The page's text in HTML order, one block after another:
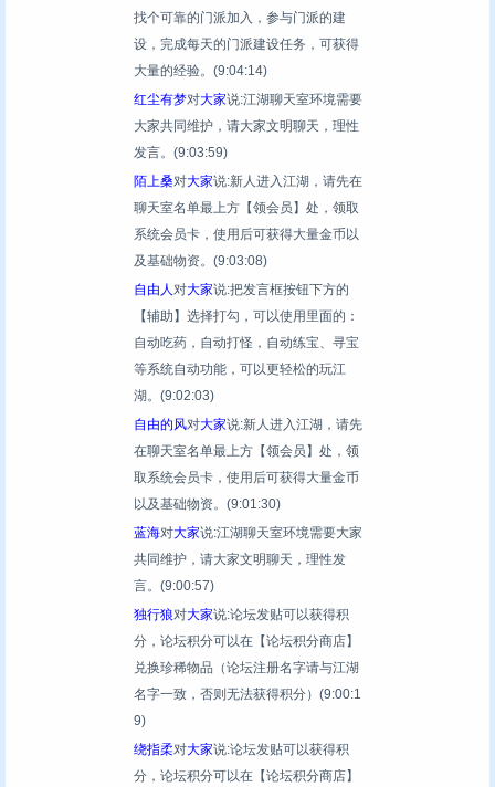
找个可靠的门派加入，参与门派的建
设，完成每天的门派建设任务，可获得
大量的经验。 (9:04:14)
红尘有梦对大家说:江湖聊天室环境需要
大家共同维护，请大家文明聊天，理性
发言。 (9:03:59)
陌上桑对大家说:新人进入江湖，请先在
聊天室名单最上方【领会员】处，领取
系统会员卡，使用后可获得大量金币以
及基础物资。 (9:03:08)
自由人对大家说:把发言框按钮下方的
【辅助】选择打勾，可以使用里面的：
自动吃药，自动打怪，自动练宝、寻宝
等系统自动功能，可以更轻松的玩江
湖。 (9:02:03)
自由的风对大家说:新人进入江湖，请先
在聊天室名单最上方【领会员】处，领
取系统会员卡，使用后可获得大量金币
以及基础物资。 (9:01:30)
蓝海对大家说:江湖聊天室环境需要大家
共同维护，请大家文明聊天，理性发
言。 (9:00:57)
独行狼对大家说:论坛发贴可以获得积
分，论坛积分可以在【论坛积分商店】
兑换珍稀物品（论坛注册名字请与江湖
名字一致，否则无法获得积分） (9:00:1
9)
绕指柔对大家说:论坛发贴可以获得积
分，论坛积分可以在【论坛积分商店】